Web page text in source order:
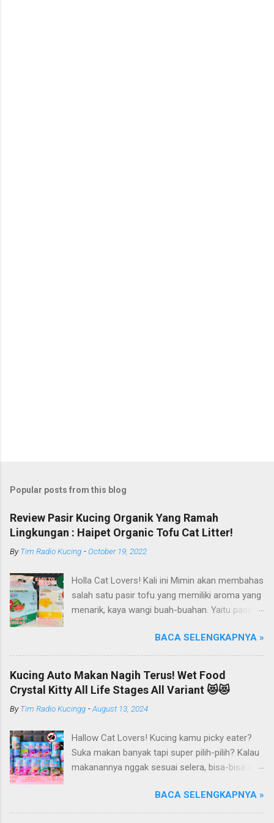
Popular posts from this blog
Review Pasir Kucing Organik Yang Ramah
Lingkungan : Haipet Organic Tofu Cat Litter!
ByTim Radio Kucing -October 19, 2022
Holla Cat Lovers! Kali ini Mimin akan membahas
salah satu pasir tofu yang memiliki aroma yang
menarik, kaya wangi buah-buahan. Yaitu pasir
Haipet merupakan salah satu merk produk
kucing yang diproduksi oleh PT. Arthacat Tirta
Surya, Indonesia. Perusahaan ini bergerak di
bidang produk perlengkapan kucing, seperti Cat
Tree Furniture, Cat Accessories, Cat Food, Cat
Litter, Cat Sandbox/Cat Litter, dan lain-lain.
dahulu dari PT. Arthacat Tirta Surya ini, ada
Arthacat Cat Litter, Sandbox/Cat Litter, Cat
Tree, Snack, Pet Bowl, Stratcher, dan masih
ternyata ga cuman jadi merk pasir tofu dari PT
Arthacat Tirta Surya, tapi merk Haipet juga ada
BACA SELENGKAPNYA »
Kucing Auto Makan Nagih Terus! Wet Food
Crystal Kitty All Life Stages All Variant 😻😻
ByTim Radio Kucingg -August 13, 2024
Hallow Cat Lovers! Kucing kamu picky eater?
Suka makan banyak tapi super pilih-pilih? Kalau
makanannya nggak sesuai selera, bisa-bisa dia
makanannya. Pokoknya si Kucing bakal selektif
banget deh kalau soal makanan deh! Duh, agak
BACA SELENGKAPNYA »